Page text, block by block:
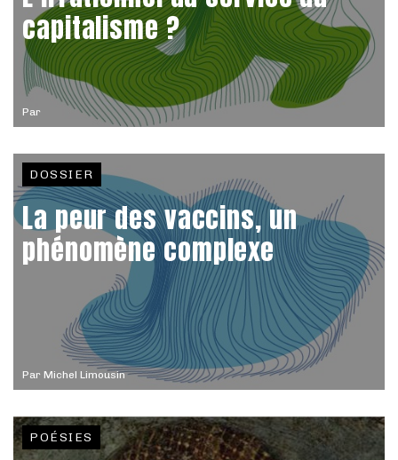
Par
capitalisme ?
Par Michel Limousin
DOSSIER
La peur des vaccins, un
phénomène complexe
POÉSIES